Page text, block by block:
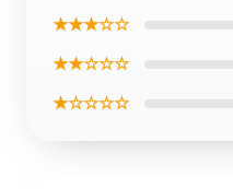
★★★☆☆
★★☆☆☆
★☆☆☆☆